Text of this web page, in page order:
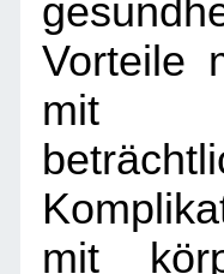
Vorteile
mit
mit